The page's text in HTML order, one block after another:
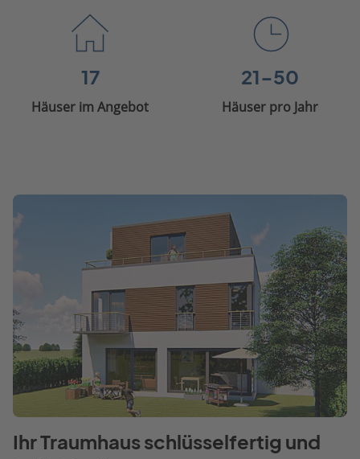
17
Häuser im Angebot
21-50
Häuser pro Jahr
Ihr Traumhaus schlüsselfertig und